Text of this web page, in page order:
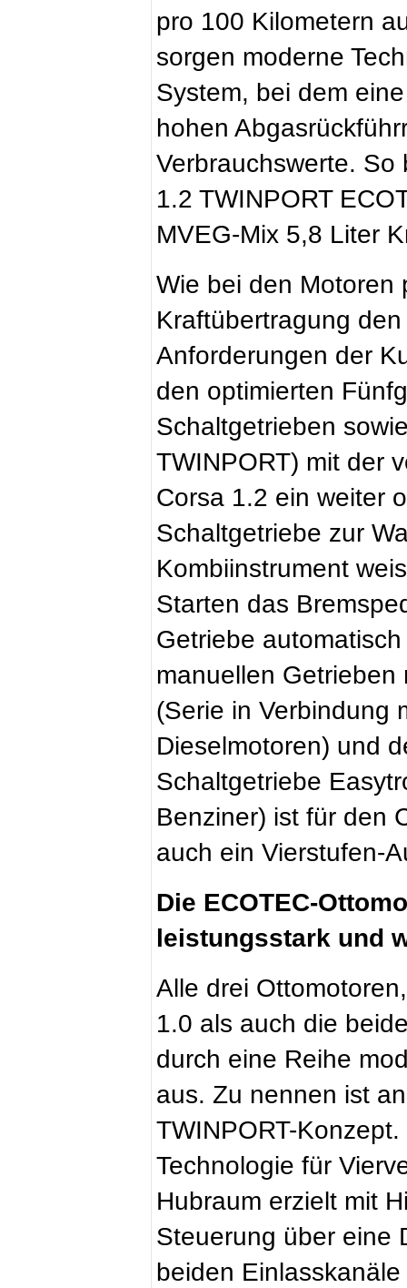
pro 100 Kilometern
sorgen moderne
System, bei dem
hohen
Verbrauchswerte. So
1.2 TWINPORT
MVEG-Mix 5,8 Liter
Wie bei den Motoren
Kraftübertragung
Anforderungen der
den optimierten
Schaltgetrieben
TWINPORT) mit der
Corsa 1.2 ein weiter
Schaltgetriebe zur
Kombiinstrument
Starten das
Getriebe
manuellen
(Serie in Verbindung
Dieselmotoren) und
Schaltgetriebe
Benziner) ist für den
auch ein Vierstufen-
Die ECOTEC-
leistungsstark und
Alle drei
1.0 als auch die
durch eine Reihe
aus. Zu nennen ist
TWINPORT-
Technologie für
Hubraum erzielt mit
Steuerung über eine
beiden